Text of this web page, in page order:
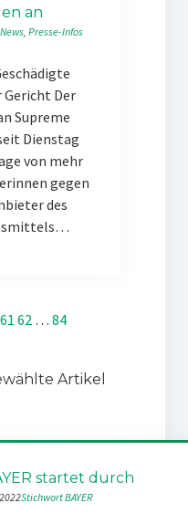
an
News, Presse-Infos
Gericht Der
Supreme
Dienstag
von mehr
gegen
des
61 62 … 84
Artikel
startet durch
Stichwort BAYER